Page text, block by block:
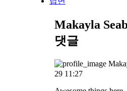
Makayla
댓글
29 11:27